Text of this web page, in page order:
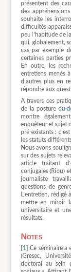
présentent des
des
souhaite les
difficultés
peu l’habitude de
qui, globalement,
cas par exemple
certaines parties
En outre, les
entretiens menés
d’autres plus en
répondre aux
A travers ces
de la posture
montre
enquêteur et sujet
pré-existants :
les statuts
Nous avons
sur des sujets
article traitant
conjugales (Riou)
journaliste
questions de
L’entretien,
mettre en miroir
universitaire et
résultats.
Notes
[1]
Ce séminaire a
(Gresec,
doctoral au sein